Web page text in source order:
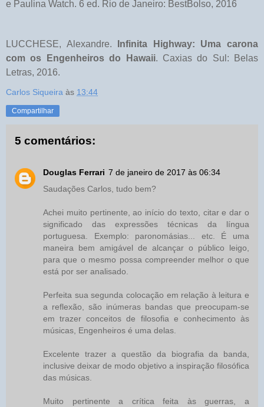
e Paulina Watch. 6 ed. Rio de Janeiro: BestBolso, 2016
LUCCHESE, Alexandre.
Infinita Highway: Uma carona
com os Engenheiros do Hawaii. Caxias do Sul: Belas
Letras, 2016.
Carlos Siqueira às 13:44
Compartilhar
5 comentários:
Douglas Ferrari 7 de janeiro de 2017 às 06:34
Saudações Carlos, tudo bem?
Achei muito pertinente, ao início do texto, citar e dar o
significado das expressões técnicas da língua
portuguesa. Exemplo: paronomásias... etc. É uma
maneira bem amigável de alcançar o público leigo,
para que o mesmo possa compreender melhor o que
está por ser analisado.
Perfeita sua segunda colocação em relação à leitura e
a reflexão, são inúmeras bandas que preocupam-se
em trazer conceitos de filosofia e conhecimento às
músicas, Engenheiros é uma delas.
Excelente trazer a questão da biografia da banda,
inclusive deixar de modo objetivo a inspiração filosófica
das músicas.
Muito pertinente a crítica feita às guerras, a